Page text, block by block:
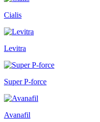
Cialis
Levitra
Super P-force
Avanafil